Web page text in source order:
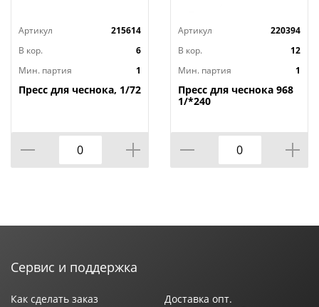
Артикул
215614
В кор.
6
Мин. партия
1
Пресс для чеснока, 1/72
Артикул
220394
В кор.
12
Мин. партия
1
Пресс для чеснока 968
1/*240
Сервис и поддержка
Как сделать заказ Доставка опт.